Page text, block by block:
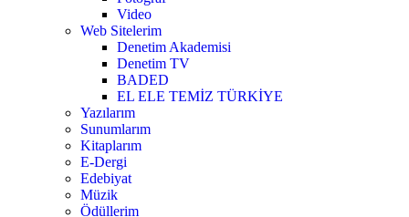
Video
Web Sitelerim
Denetim Akademisi
Denetim TV
BADED
EL ELE TEMİZ TÜRKİYE
Yazılarım
Sunumlarım
Kitaplarım
E-Dergi
Edebiyat
Müzik
Ödüllerim